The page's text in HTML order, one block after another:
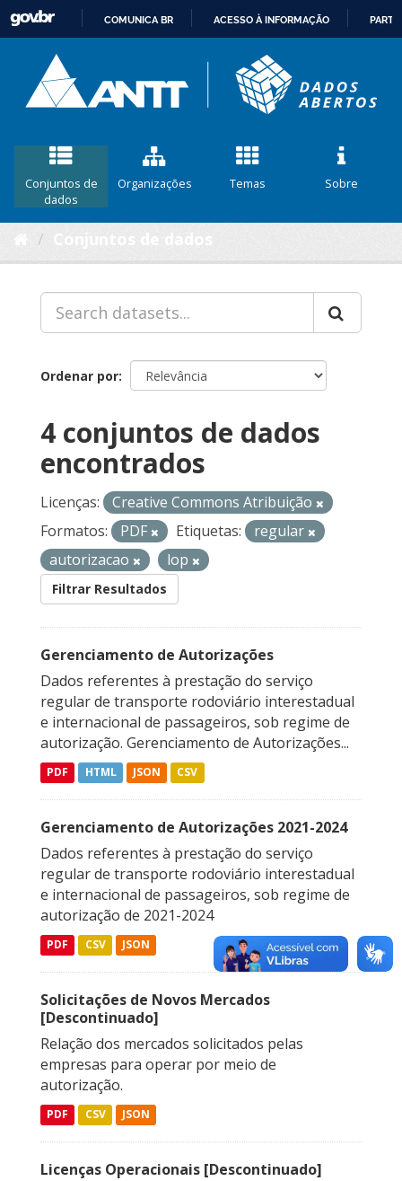
CONTEÚDO
COMUNICA BR ACESSO À INFORMAÇÃO
Conjuntos de
dados
Organizações Temas Sobre
Ordenar por
4 conjuntos de dados
encontrados
Licenças:
Creative Commons Atribuição
Formatos:
PDF Etiquetas:
regular
autorizacao
lop
Filtrar Resultados
Gerenciamento de Autorizações
Dados referentes à prestação do serviço
regular de transporte rodoviário interestadual
e internacional de passageiros, sob regime de
autorização. Gerenciamento de Autorizações...
PDF HTML JSON CSV
Gerenciamento de Autorizações 2021-2024
Dados referentes à prestação do serviço
regular de transporte rodoviário interestadual
e internacional de passageiros, sob regime de
autorização de 2021-2024
PDF CSV JSON
Solicitações de Novos Mercados
[Descontinuado]
Relação dos mercados solicitados pelas
empresas para operar por meio de
autorização.
PDF CSV JSON
Licenças Operacionais [Descontinuado]